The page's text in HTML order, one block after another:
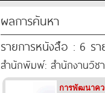
ผลการค้นหา
รายการหนังสือ : 6 รา
สำนักพิมพ์: สำนักงานวิช
การพัฒนาคว